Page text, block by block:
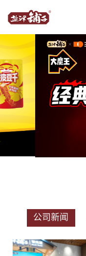
公司新闻